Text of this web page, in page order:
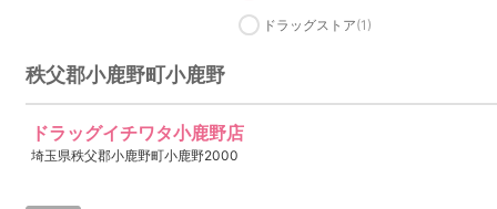
ドラッグストア(1)
秩父郡小鹿野町小鹿野
ドラッグイチワタ小鹿野店
埼玉県秩父郡小鹿野町小鹿野2000